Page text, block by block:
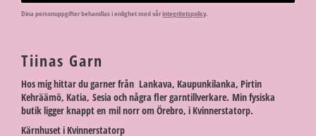
Dina personuppgifter behandlas i enlighet med vårintegritetspolicy.
Tiinas Garn
Hos mig hittar du garner från Lankava, Kaupunkilanka, Pirtin
Kehräämö, Katia, Sesia och några fler garntillverkare. Min fysiska
butik ligger knappt en mil norr om Örebro, i Kvinnerstatorp.
Kärnhuset i Kvinnerstatorp